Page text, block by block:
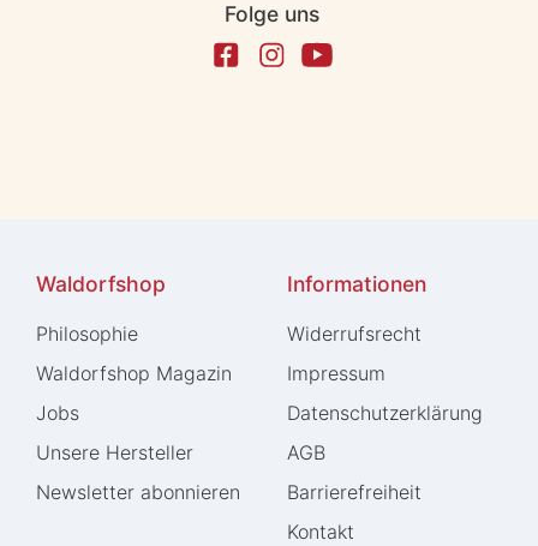
Folge uns
Waldorfshop
Philosophie
Waldorfshop Magazin
Jobs
Unsere Hersteller
Newsletter abonnieren
Informationen
Widerrufs­recht
Impressum
Daten­schutz­erklärung
AGB
Barrierefreiheit
Kontakt